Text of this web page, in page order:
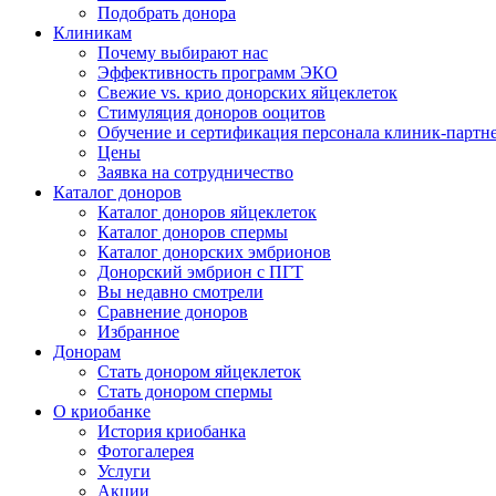
Подобрать донора
Клиникам
Почему выбирают нас
Эффективность программ ЭКО
Свежие vs. крио донорских яйцеклеток
Стимуляция доноров ооцитов
Обучение и сертификация персонала клиник-
Цены
Заявка на сотрудничество
Каталог доноров
Каталог доноров яйцеклеток
Каталог доноров спермы
Каталог донорских эмбрионов
Донорский эмбрион с ПГТ
Вы недавно смотрели
Сравнение доноров
Избранное
Донорам
Стать донором яйцеклеток
Стать донором спермы
О криобанке
История криобанка
Фотогалерея
Услуги
Акции